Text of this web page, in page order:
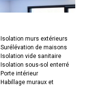
Isolation murs extérieurs
Surélévation de maisons
Isolation vide sanitaire
Isolation sous-sol enterré
Porte intérieur
Habillage muraux et